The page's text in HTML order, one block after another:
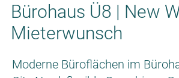
Bürohaus Ü8 | New
Mieterwunsch
Moderne Büroflächen im